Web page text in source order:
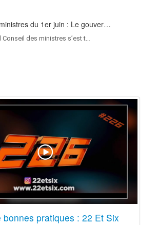
du 1er juin : Le gouver…
des ministres s’est t…
bonnes pratiques : 22 Et Six